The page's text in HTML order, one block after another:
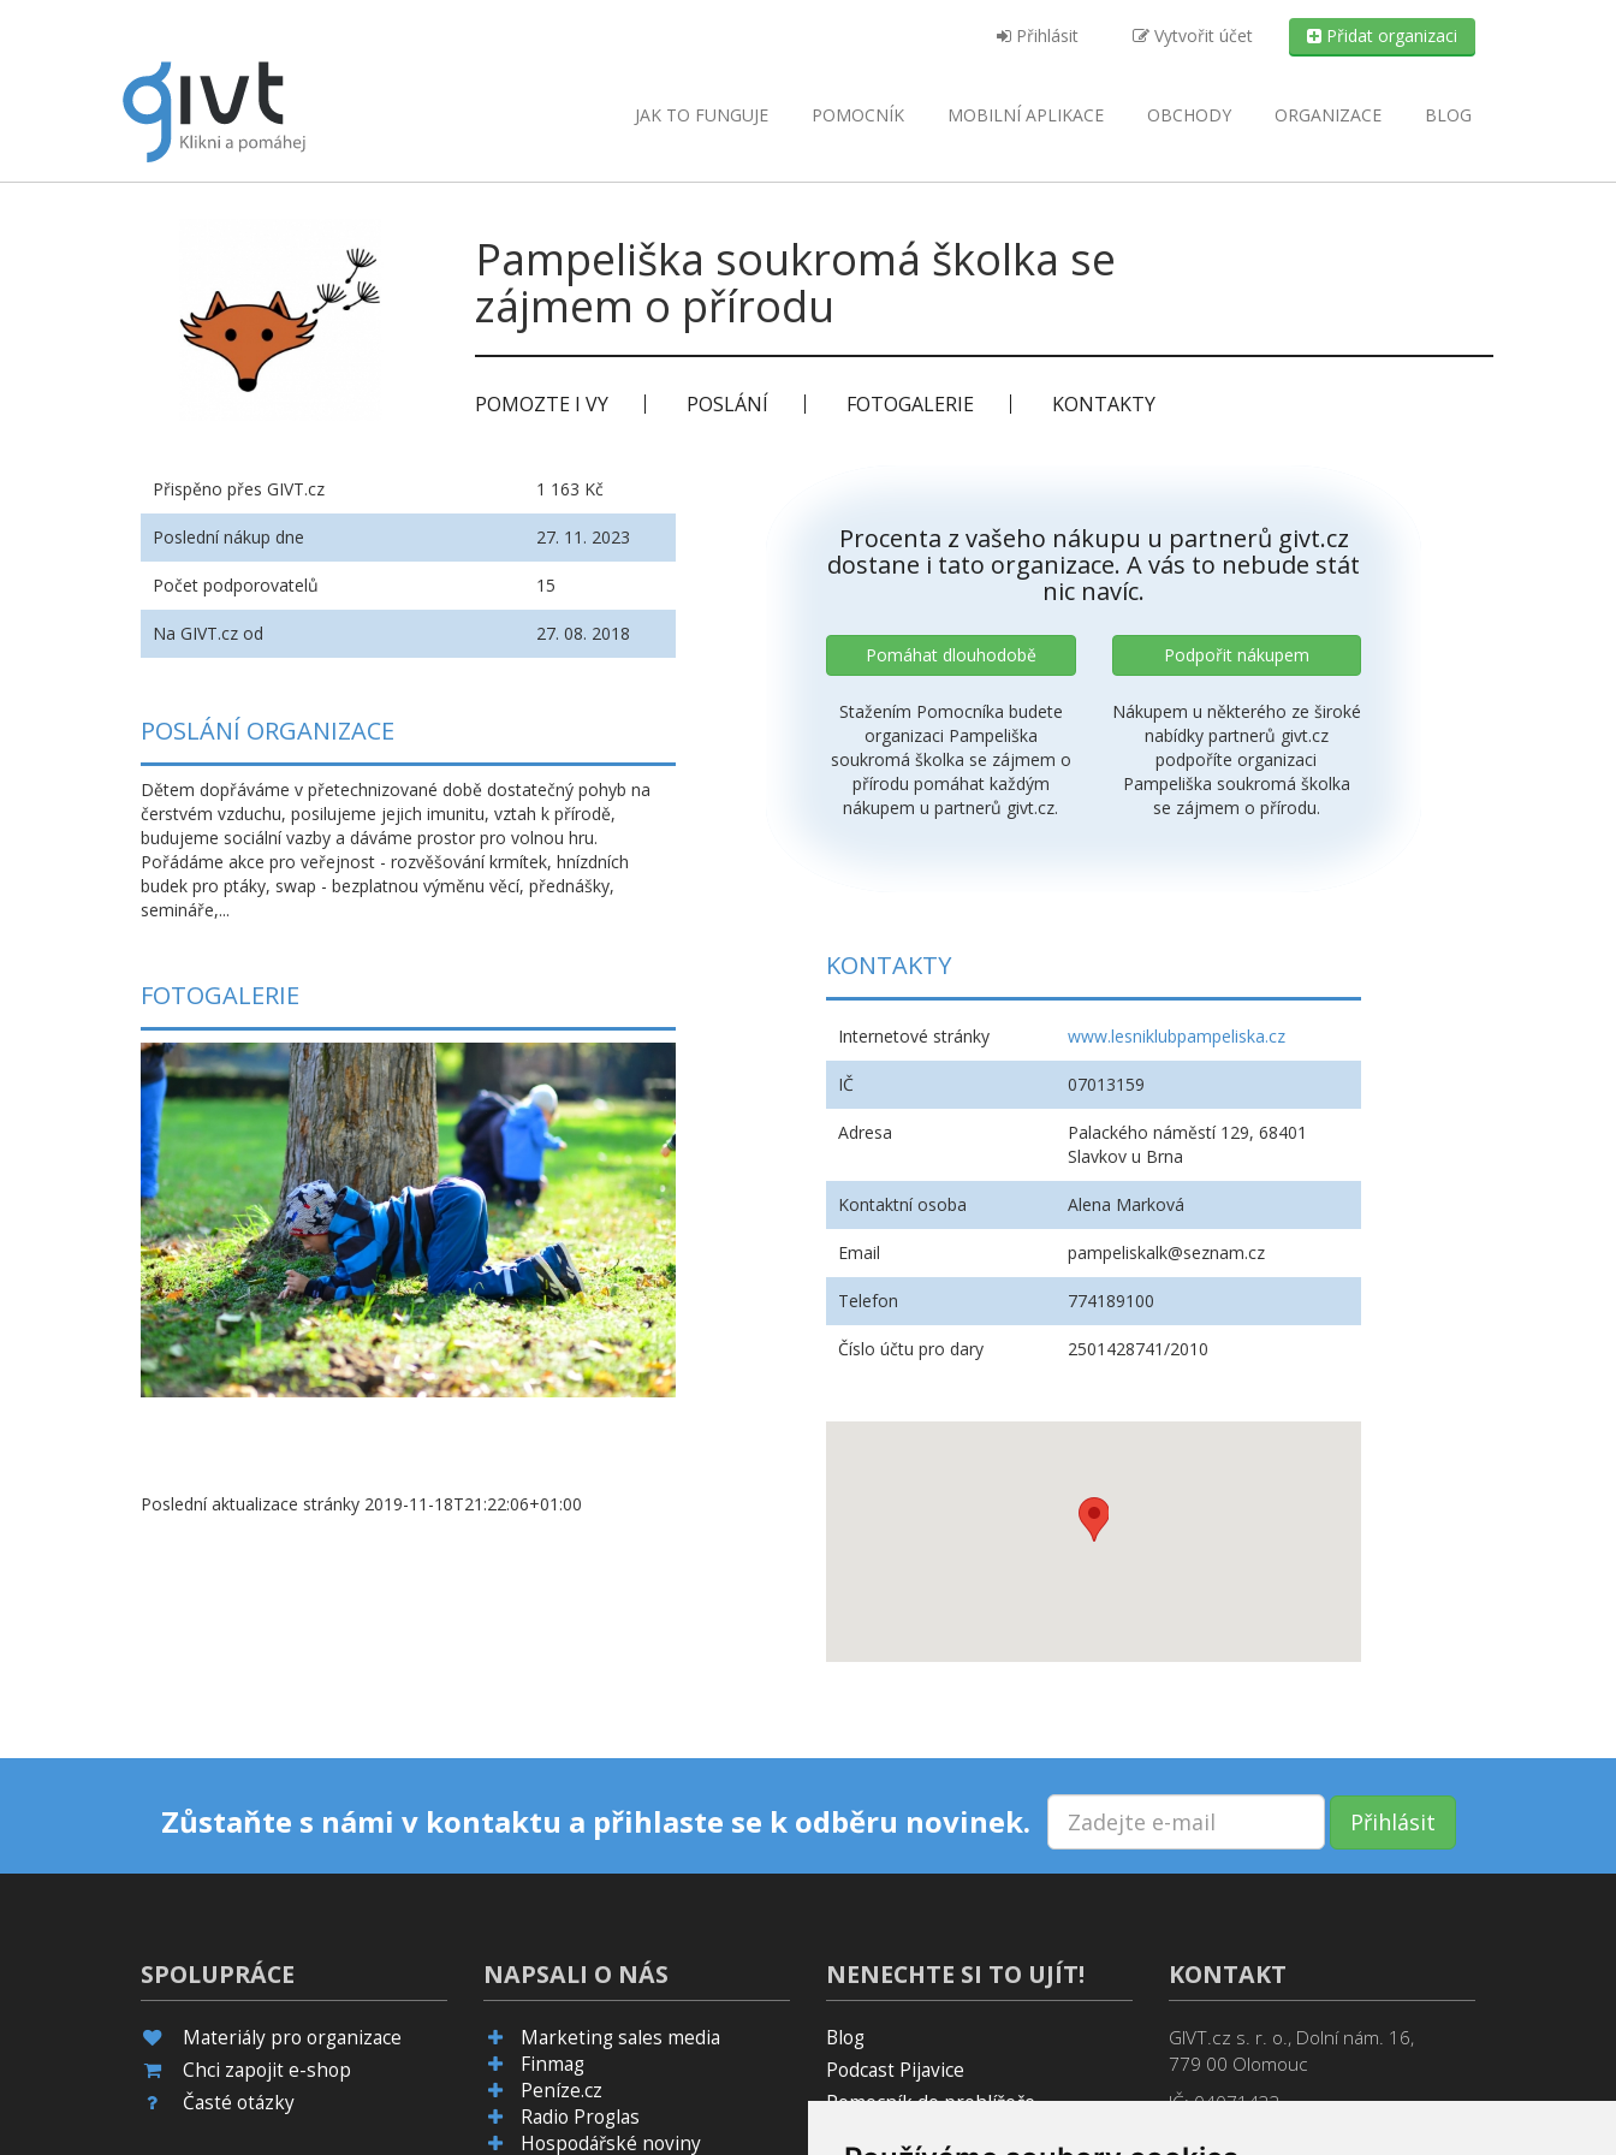
Přihlásit Vytvořit účet Přidat organizaci
JAK TO FUNGUJE POMOCNÍK MOBILNÍ APLIKACE OBCHODY ORGANIZACE BLOG
Pampeliška soukromá školka se
zájmem o přírodu
POMOZTE I VY POSLÁNÍ FOTOGALERIE KONTAKTY
Přispěno přes GIVT.cz 1 163 Kč
Poslední nákup dne 27. 11. 2023
Počet podporovatelů 15
Na GIVT.cz od 27. 08. 2018
POSLÁNÍ ORGANIZACE
Dětem dopřáváme v přetechnizované době dostatečný pohyb na
čerstvém vzduchu, posilujeme jejich imunitu, vztah k přírodě,
budujeme sociální vazby a dáváme prostor pro volnou hru.
Pořádáme akce pro veřejnost - rozvěšování krmítek, hnízdních
budek pro ptáky, swap - bezplatnou výměnu věcí, přednášky,
semináře,...
FOTOGALERIE
Poslední aktualizace stránky 2019-11-18T21:22:06+01:00
Procenta z vašeho nákupu u partnerů givt.cz
dostane i tato organizace. A vás to nebude stát
nic navíc.
Pomáhat dlouhodobě
Stažením Pomocníka budete
organizaci Pampeliška
soukromá školka se zájmem o
přírodu pomáhat každým
nákupem u partnerů givt.cz.
Podpořit nákupem
Nákupem u některého ze široké
nabídky partnerů givt.cz
podpoříte organizaci
Pampeliška soukromá školka
se zájmem o přírodu.
KONTAKTY
Internetové stránky www.lesniklubpampeliska.cz
IČ 07013159
Adresa
Palackého náměstí 129, 68401
Slavkov u Brna
Kontaktní osoba Alena Marková
Email pampeliskalk@seznam.cz
Telefon 774189100
Číslo účtu pro dary 2501428741/2010
Zůstaňte s námi v kontaktu a přihlaste se k odběru novinek. Přihlásit
SPOLUPRÁCE
Materiály pro organizace
Chci zapojit e-shop
Časté otázky
NAPSALI O NÁS
Marketing sales media
Finmag
Peníze.cz
Radio Proglas
Hospodářské noviny
NENECHTE SI TO UJÍT!
Blog
Podcast Pijavice
Pomocník do prohlížeče
KONTAKT
GIVT.cz s. r. o., Dolní nám. 16,
779 00 Olomouc
IČ: 04071433
Jsme tu pro Vás od 9:00 do 17:00